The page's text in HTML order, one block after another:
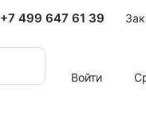
+7 499 647 61 39
Войти